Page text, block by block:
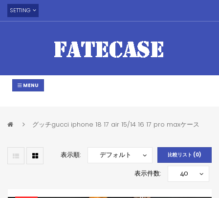
SETTING
MENU
グッチgucci iphone 18 17 air 15/14 16 17 pro maxケース
比較リスト (0)
表示順:
表示件数: